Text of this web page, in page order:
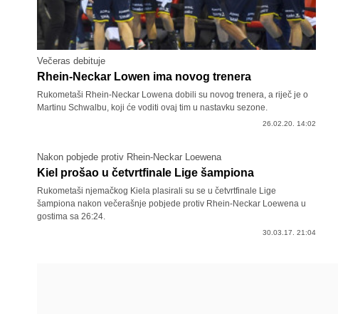
Večeras debituje
Rhein-Neckar Lowen ima novog trenera
Rukometaši Rhein-Neckar Lowena dobili su novog trenera, a riječ je o
Martinu Schwalbu, koji će voditi ovaj tim u nastavku sezone.
26.02.20. 14:02
Nakon pobjede protiv Rhein-Neckar Loewena
Kiel prošao u četvrtfinale Lige šampiona
Rukometaši njemačkog Kiela plasirali su se u četvrtfinale Lige
šampiona nakon večerašnje pobjede protiv Rhein-Neckar Loewena u
gostima sa 26:24.
30.03.17. 21:04